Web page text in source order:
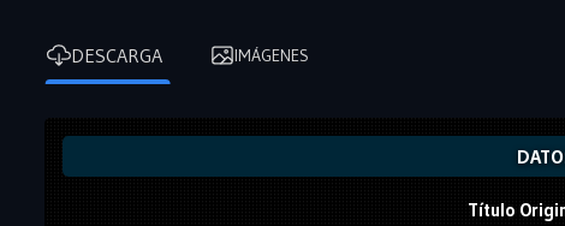
DESCARGA IMÁGENES
Título